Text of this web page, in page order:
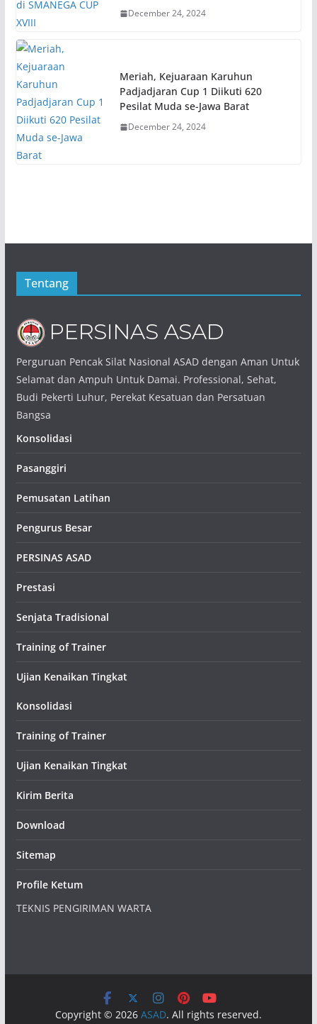
December 24, 2024
Meriah, Kejuaraan Karuhun
Padjadjaran Cup 1 Diikuti 620
Pesilat Muda se-Jawa Barat
December 24, 2024
Tentang
Perguruan Pencak Silat Nasional ASAD dengan Aman Untuk
Selamat dan Ampuh Untuk Damai. Professional, Sehat,
Budi Pekerti Luhur, Perekat Kesatuan dan Persatuan
Bangsa
Konsolidasi
Pasanggiri
Pemusatan Latihan
Pengurus Besar
PERSINAS ASAD
Prestasi
Senjata Tradisional
Training of Trainer
Ujian Kenaikan Tingkat
Konsolidasi
Training of Trainer
Ujian Kenaikan Tingkat
Kirim Berita
Download
Sitemap
Profile Ketum
TEKNIS PENGIRIMAN WARTA
Copyright © 2026 ASAD. All rights reserved.